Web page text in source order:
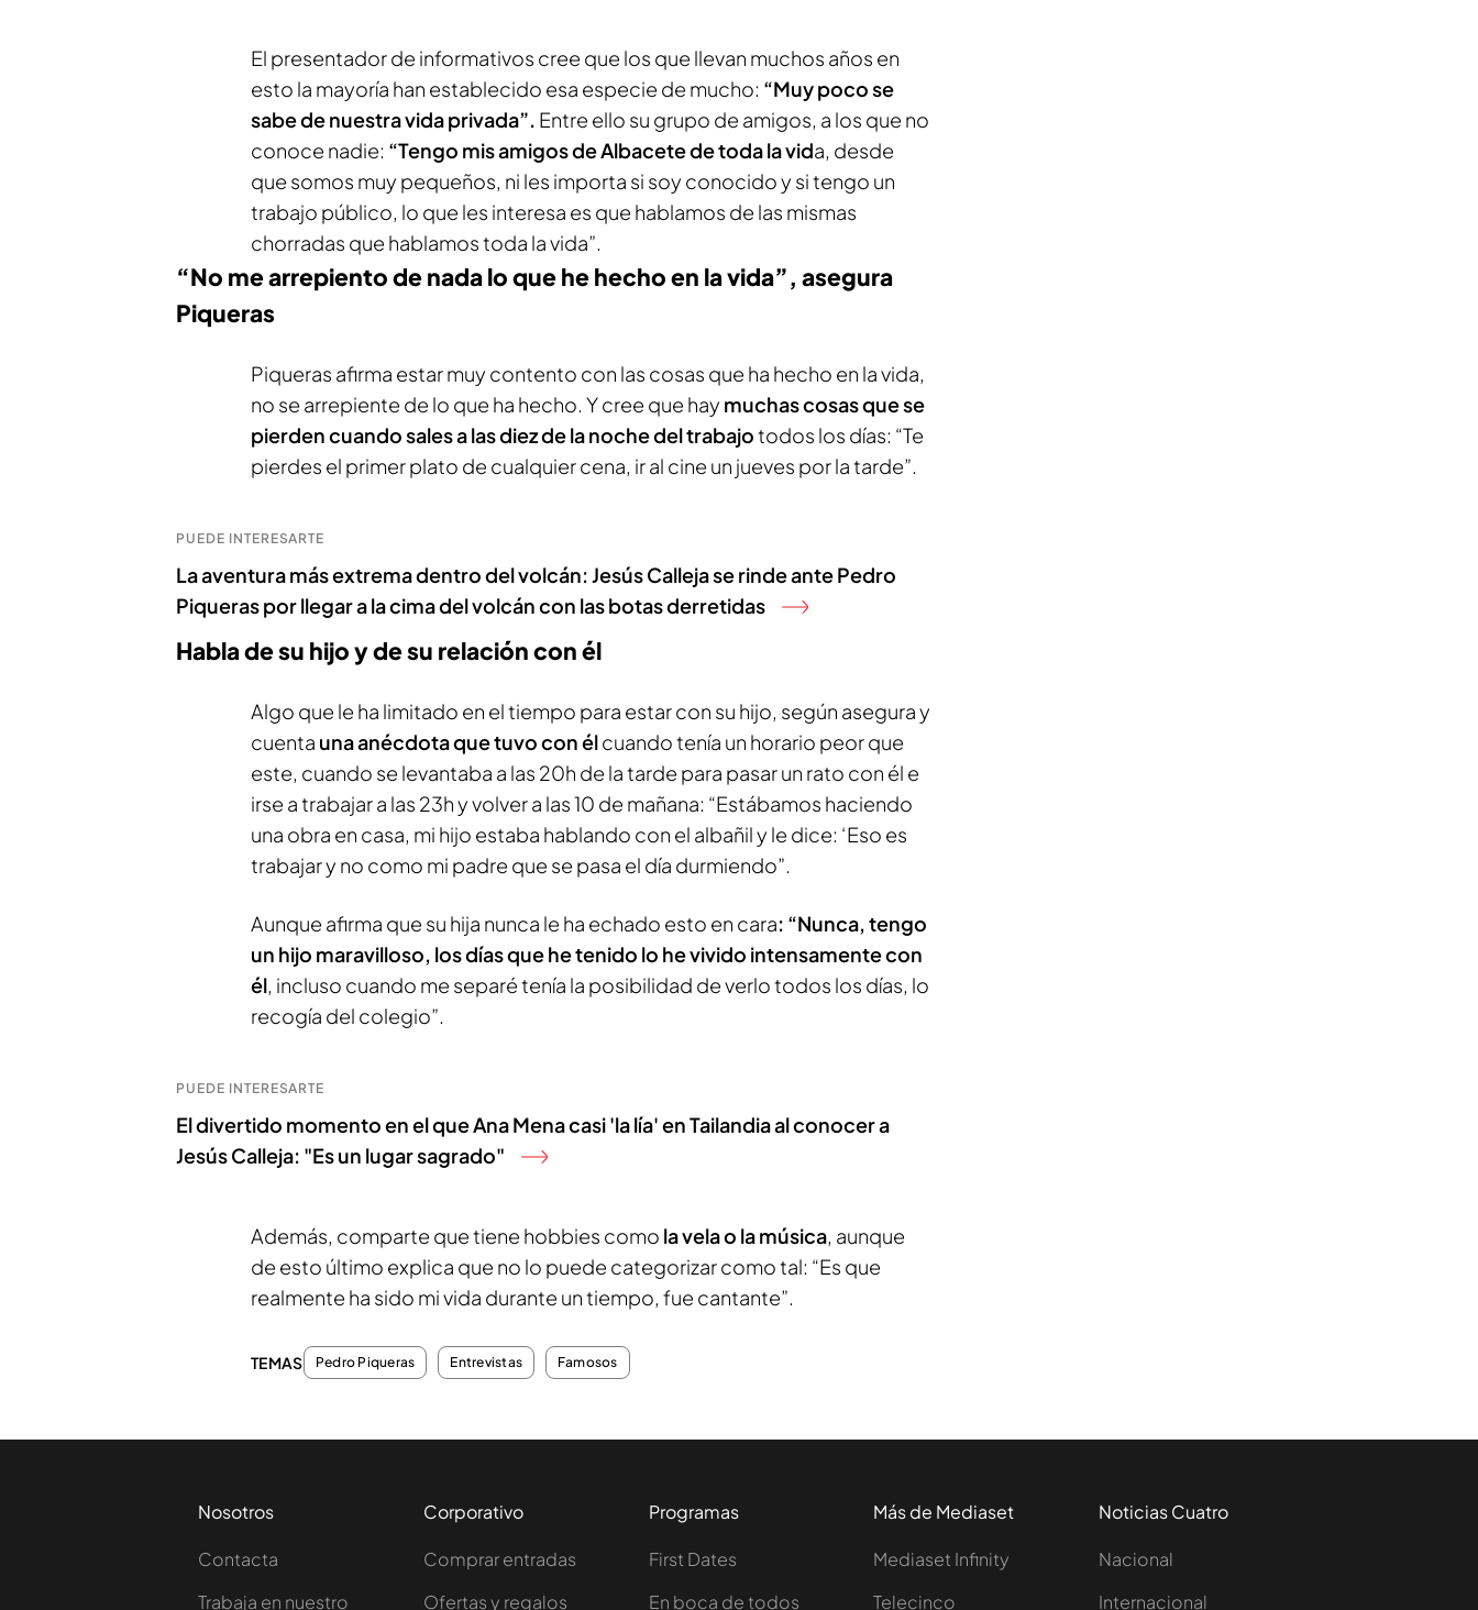
El presentador de informativos cree que los que llevan muchos años en
esto la mayoría han establecido esa especie de mucho: “Muy poco se
sabe de nuestra vida privada”. Entre ello su grupo de amigos, a los que no
conoce nadie: “Tengo mis amigos de Albacete de toda la vida, desde
que somos muy pequeños, ni les importa si soy conocido y si tengo un
trabajo público, lo que les interesa es que hablamos de las mismas
chorradas que hablamos toda la vida”.
“No me arrepiento de nada lo que he hecho en la vida”, asegura
Piqueras
Piqueras afirma estar muy contento con las cosas que ha hecho en la vida,
no se arrepiente de lo que ha hecho. Y cree que hay muchas cosas que se
pierden cuando sales a las diez de la noche del trabajotodos los días: “Te
pierdes el primer plato de cualquier cena, ir al cine un jueves por la tarde”.
PUEDE INTERESARTE
La aventura más extrema dentro del volcán: Jesús Calleja se rinde ante Pedro
Piqueras por llegar a la cima del volcán con las botas derretidas
Habla de su hijo y de su relación con él
Algo que le ha limitado en el tiempo para estar con su hijo, según asegura y
cuenta una anécdota que tuvo con élcuando tenía un horario peor que
este, cuando se levantaba a las 20h de la tarde para pasar un rato con él e
irse a trabajar a las 23h y volver a las 10 de mañana: “Estábamos haciendo
una obra en casa, mi hijo estaba hablando con el albañil y le dice: ‘Eso es
trabajar y no como mi padre que se pasa el día durmiendo”.
Aunque afirma que su hija nunca le ha echado esto en cara: “Nunca, tengo
un hijo maravilloso, los días que he tenido lo he vivido intensamente con
él, incluso cuando me separé tenía la posibilidad de verlo todos los días, lo
recogía del colegio”.
PUEDE INTERESARTE
El divertido momento en el que Ana Mena casi 'la lía' en Tailandia al conocer a
Jesús Calleja: "Es un lugar sagrado"
Además, comparte que tiene hobbies como la vela o la música, aunque
de esto último explica que no lo puede categorizar como tal: “Es que
realmente ha sido mi vida durante un tiempo, fue cantante”.
TEMAS Pedro Piqueras Entrevistas Famosos
Nosotros
Contacta
Trabaja en nuestro
Corporativo
Comprar entradas
Ofertas y regalos
Programas
First Dates
En boca de todos
Más de Mediaset
Mediaset Infinity
Telecinco
Noticias Cuatro
Nacional
Internacional